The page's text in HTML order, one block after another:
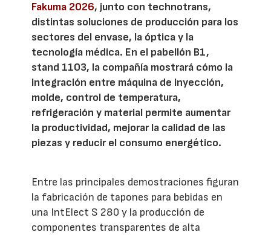
Fakuma 2026, junto con technotrans,
distintas soluciones de producción para los
sectores del envase, la óptica y la
tecnología médica. En el pabellón B1,
stand 1103, la compañía mostrará cómo la
integración entre máquina de inyección,
molde, control de temperatura,
refrigeración y material permite aumentar
la productividad, mejorar la calidad de las
piezas y reducir el consumo energético.
Entre las principales demostraciones figuran
la fabricación de tapones para bebidas en
una IntElect S 280 y la producción de
componentes transparentes de alta